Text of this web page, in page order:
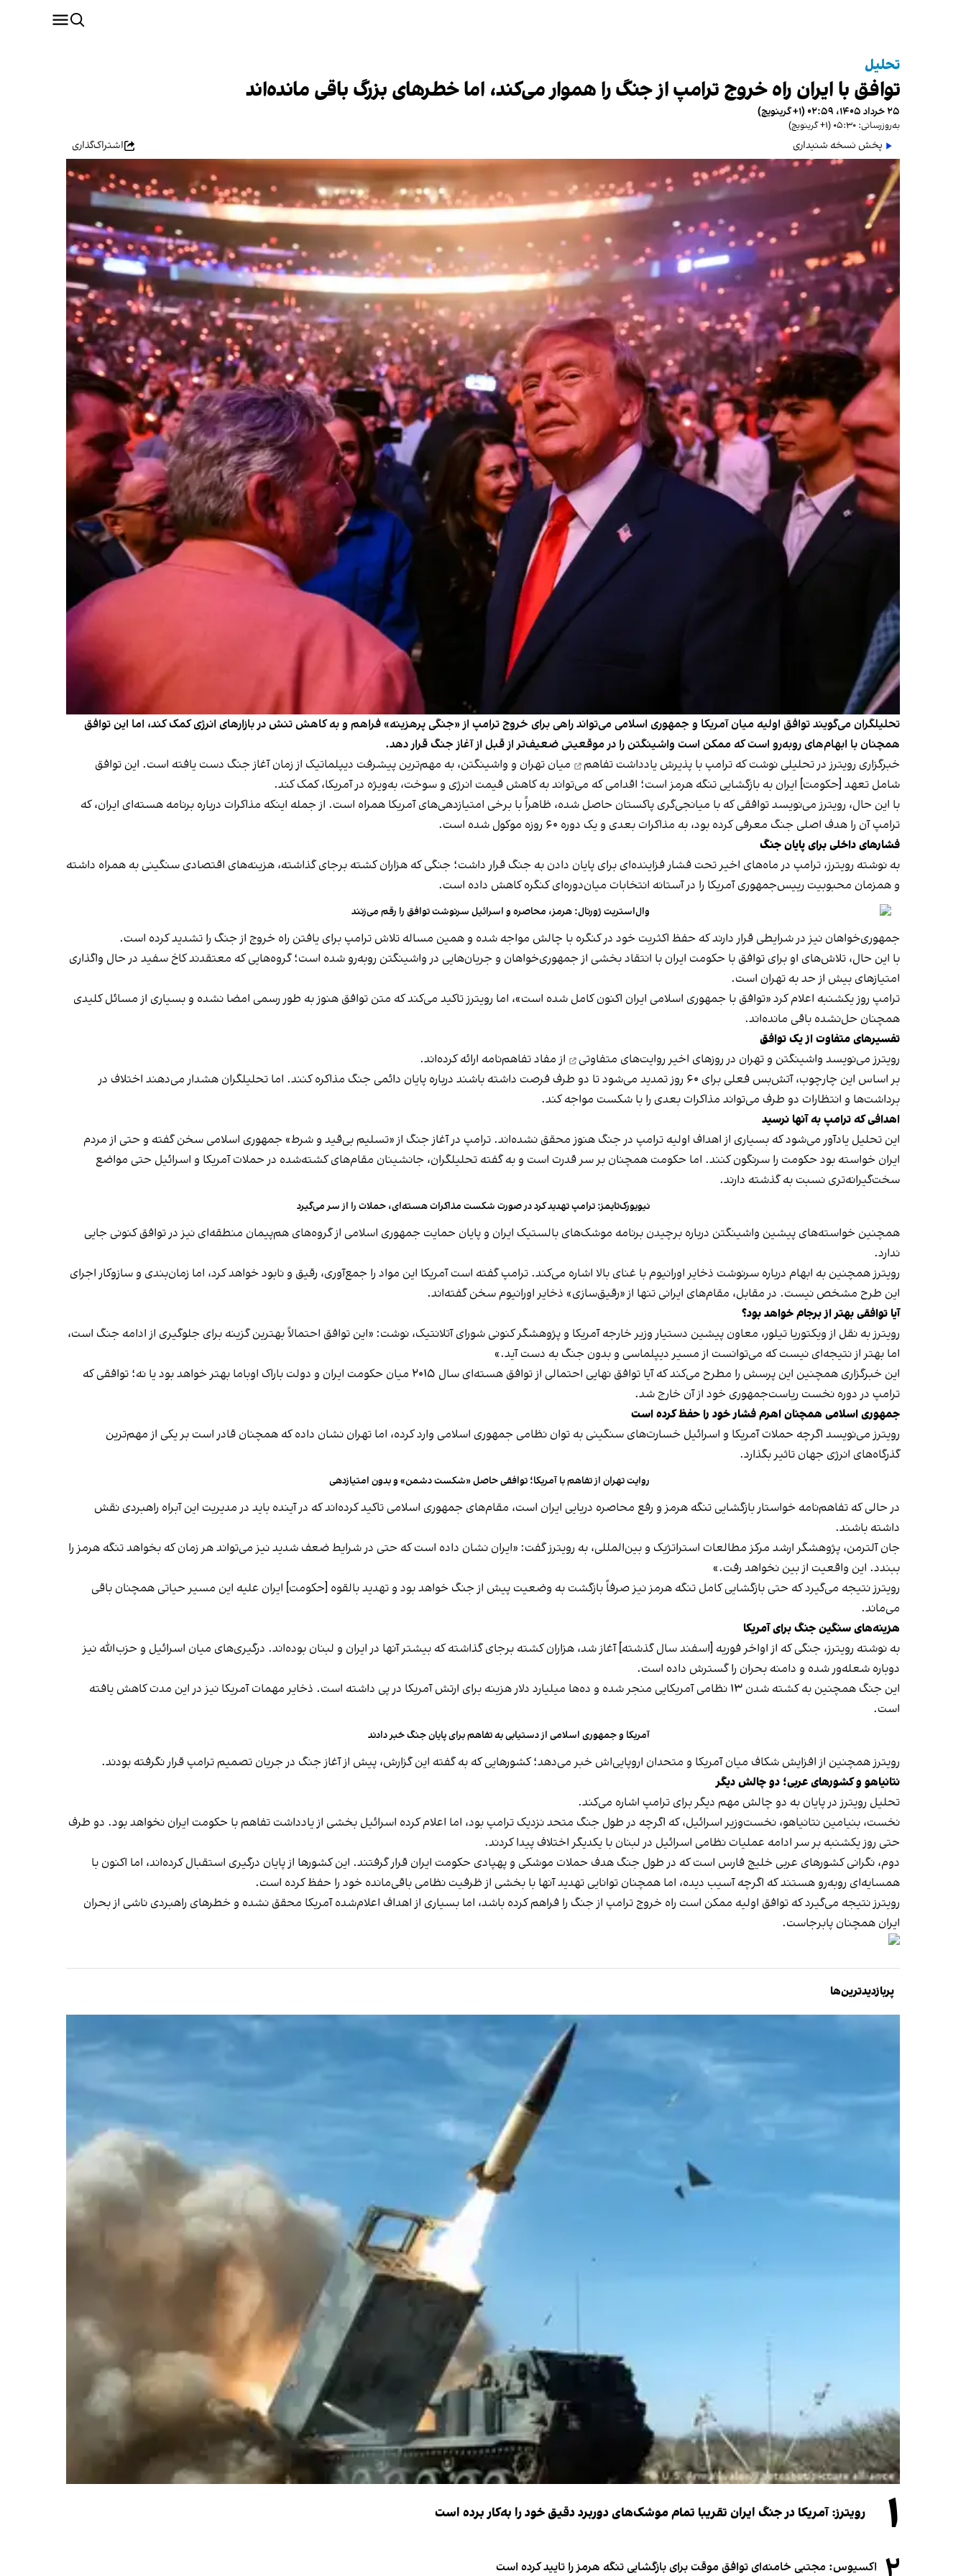
تحلیل
توافق با ایران راه خروج ترامپ از جنگ را هموار می‌کند، اما خطرهای بزرگ باقی مانده‌اند
۲۵ خرداد ۱۴۰۵، ۰۲:۵۹ (‎+۱ گرینویچ)
به‌روزرسانی: ۰۵:۳۰ (‎+۱ گرینویچ)
پخش نسخه شنیداری اشتراک‌گذاری
تحلیلگران می‌گویند توافق اولیه میان آمریکا و جمهوری اسلامی می‌تواند راهی برای خروج ترامپ از «جنگی پرهزینه» فراهم و به کاهش تنش در بازارهای انرژی کمک کند، اما این توافق
همچنان با ابهام‌های روبه‌رو است که ممکن است واشینگتن را در موقعیتی ضعیف‌تر از قبل از آغاز جنگ قرار دهد.
خبرگزاری رویترز در تحلیلی نوشت که ترامپ با پذیرش یادداشت تفاهم
میان تهران و واشینگتن، به مهم‌ترین پیشرفت دیپلماتیک از زمان آغاز جنگ دست یافته است. این توافق
شامل تعهد [حکومت] ایران به بازگشایی تنگه هرمز است؛ اقدامی که می‌تواند به کاهش قیمت انرژی و سوخت، به‌ویژه در آمریکا، کمک کند.
با این حال، رویترز می‌نویسد توافقی که با میانجی‌گری پاکستان حاصل شده، ظاهراً با برخی امتیازدهی‌های آمریکا همراه است. از جمله اینکه مذاکرات درباره برنامه هسته‌ای ایران، که
ترامپ آن را هدف اصلی جنگ معرفی کرده بود، به مذاکرات بعدی و یک دوره ۶۰ روزه موکول شده است.
فشارهای داخلی برای پایان جنگ
به نوشته رویترز، ترامپ در ماه‌های اخیر تحت فشار فزاینده‌ای برای پایان دادن به جنگ قرار داشت؛ جنگی که هزاران کشته برجای گذاشته، هزینه‌های اقتصادی سنگینی به همراه داشته
و همزمان محبوبیت رییس‌جمهوری آمریکا را در آستانه انتخابات میان‌دوره‌ای کنگره کاهش داده است.
وال‌استریت ژورنال: هرمز، محاصره و اسرائیل سرنوشت توافق را رقم می‌زنند
جمهوری‌خواهان نیز در شرایطی قرار دارند که حفظ اکثریت خود در کنگره با چالش مواجه شده و همین مساله تلاش ترامپ برای یافتن راه خروج از جنگ را تشدید کرده است.
با این حال، تلاش‌های او برای توافق با حکومت ایران با انتقاد بخشی از جمهوری‌خواهان و جریان‌هایی در واشینگتن روبه‌رو شده است؛ گروه‌هایی که معتقدند کاخ سفید در حال واگذاری
امتیازهای بیش از حد به تهران است.
ترامپ روز یکشنبه اعلام کرد «توافق با جمهوری اسلامی ایران اکنون کامل شده است»، اما رویترز تاکید می‌کند که متن توافق هنوز به طور رسمی امضا نشده و بسیاری از مسائل کلیدی
همچنان حل‌نشده باقی مانده‌اند.
تفسیرهای متفاوت از یک توافق
رویترز می‌نویسد واشینگتن و تهران در روزهای اخیرروایت‌های متفاوتی
از مفاد تفاهم‌نامه ارائه کرده‌اند.
بر اساس این چارچوب، آتش‌بس فعلی برای ۶۰ روز تمدید می‌شود تا دو طرف فرصت داشته باشند درباره پایان دائمی جنگ مذاکره کنند. اما تحلیلگران هشدار می‌دهند اختلاف در
برداشت‌ها و انتظارات دو طرف می‌تواند مذاکرات بعدی را با شکست مواجه کند.
اهدافی که ترامپ به آنها نرسید
این تحلیل یادآور می‌شود که بسیاری از اهداف اولیه ترامپ در جنگ هنوز محقق نشده‌اند. ترامپ در آغاز جنگ از «تسلیم بی‌قید و شرط» جمهوری اسلامی سخن گفته و حتی از مردم
ایران خواسته بود حکومت را سرنگون کنند. اما حکومت همچنان بر سر قدرت است و به گفته تحلیلگران، جانشینان مقام‌های کشته‌شده در حملات آمریکا و اسرائیل حتی مواضع
سخت‌گیرانه‌تری نسبت به گذشته دارند.
نیویورک‌تایمز: ترامپ تهدید کرد در صورت شکست مذاکرات هسته‌ای، حملات را از سر می‌گیرد
همچنین خواسته‌های پیشین واشینگتن درباره برچیدن برنامه موشک‌های بالستیک ایران و پایان حمایت جمهوری اسلامی از گروه‌های هم‌پیمان منطقه‌ای نیز در توافق کنونی جایی
ندارد.
رویترز همچنین به ابهام درباره سرنوشت ذخایر اورانیوم با غنای بالا اشاره می‌کند. ترامپ گفته است آمریکا این مواد را جمع‌آوری، رقیق و نابود خواهد کرد، اما زمان‌بندی و سازوکار اجرای
این طرح مشخص نیست. در مقابل، مقام‌های ایرانی تنها از «رقیق‌سازی» ذخایر اورانیوم سخن گفته‌اند.
آیا توافقی بهتر از برجام خواهد بود؟
رویترز به نقل از ویکتوریا تیلور، معاون پیشین دستیار وزیر خارجه آمریکا و پژوهشگر کنونی شورای آتلانتیک، نوشت: «این توافق احتمالاً بهترین گزینه برای جلوگیری از ادامه جنگ است،
اما بهتر از نتیجه‌ای نیست که می‌توانست از مسیر دیپلماسی و بدون جنگ به دست آید.»
این خبرگزاری همچنین این پرسش را مطرح می‌کند که آیا توافق نهایی احتمالی از توافق هسته‌ای سال ۲۰۱۵ میان حکومت ایران و دولت باراک اوباما بهتر خواهد بود یا نه؛ توافقی که
ترامپ در دوره نخست ریاست‌جمهوری خود از آن خارج شد.
جمهوری اسلامی همچنان اهرم فشار خود را حفظ کرده است
رویترز می‌نویسد اگرچه حملات آمریکا و اسرائیل خسارت‌های سنگینی به توان نظامی جمهوری اسلامی وارد کرده، اما تهران نشان داده که همچنان قادر است بر یکی از مهم‌ترین
گذرگاه‌های انرژی جهان تاثیر بگذارد.
روایت تهران از تفاهم با آمریکا؛ توافقی حاصل «شکست دشمن» و بدون امتیازدهی
در حالی که تفاهم‌نامه خواستار بازگشایی تنگه هرمز و رفع محاصره دریایی ایران است، مقام‌های جمهوری اسلامی تاکید کرده‌اند که در آینده باید در مدیریت این آبراه راهبردی نقش
داشته باشند.
جان آلترمن، پژوهشگر ارشد مرکز مطالعات استراتژیک و بین‌المللی، به رویترز گفت: «ایران نشان داده است که حتی در شرایط ضعف شدید نیز می‌تواند هر زمان که بخواهد تنگه هرمز را
ببندد. این واقعیت از بین نخواهد رفت.»
رویترز نتیجه می‌گیرد که حتی بازگشایی کامل تنگه هرمز نیز صرفاً بازگشت به وضعیت پیش از جنگ خواهد بود و تهدید بالقوه [حکومت] ایران علیه این مسیر حیاتی همچنان باقی
می‌ماند.
هزینه‌های سنگین جنگ برای آمریکا
به نوشته رویترز، جنگی که از اواخر فوریه [اسفند سال گذشته] آغاز شد، هزاران کشته برجای گذاشته که بیشتر آنها در ایران و لبنان بوده‌اند. درگیری‌های میان اسرائیل و حزب‌الله نیز
دوباره شعله‌ور شده و دامنه بحران را گسترش داده است.
این جنگ همچنین به کشته شدن ۱۳ نظامی آمریکایی منجر شده و ده‌ها میلیارد دلار هزینه برای ارتش آمریکا در پی داشته است. ذخایر مهمات آمریکا نیز در این مدت کاهش یافته
است.
آمریکا و جمهوری اسلامی از دستیابی به تفاهم برای پایان جنگ خبر دادند
رویترز همچنین از افزایش شکاف میان آمریکا و متحدان اروپایی‌اش خبر می‌دهد؛ کشورهایی که به گفته این گزارش، پیش از آغاز جنگ در جریان تصمیم ترامپ قرار نگرفته بودند.
نتانیاهو و کشورهای عربی؛ دو چالش دیگر
تحلیل رویترز در پایان به دو چالش مهم دیگر برای ترامپ اشاره می‌کند.
نخست، بنیامین نتانیاهو، نخست‌وزیر اسرائیل، که اگرچه در طول جنگ متحد نزدیک ترامپ بود، اما اعلام کرده اسرائیل بخشی از یادداشت تفاهم با حکومت ایران نخواهد بود. دو طرف
حتی روز یکشنبه بر سر ادامه عملیات نظامی اسرائیل در لبنان با یکدیگر اختلاف پیدا کردند.
دوم، نگرانی کشورهای عربی خلیج فارس است که در طول جنگ هدف حملات موشکی و پهپادی حکومت ایران قرار گرفتند. این کشورها از پایان درگیری استقبال کرده‌اند، اما اکنون با
همسایه‌ای روبه‌رو هستند که اگرچه آسیب دیده، اما همچنان توانایی تهدید آنها با بخشی از ظرفیت نظامی باقی‌مانده خود را حفظ کرده است.
رویترز نتیجه می‌گیرد که توافق اولیه ممکن است راه خروج ترامپ از جنگ را فراهم کرده باشد، اما بسیاری از اهداف اعلام‌شده آمریکا محقق نشده و خطرهای راهبردی ناشی از بحران
ایران همچنان پابرجاست.
پربازدیدترین‌ها
۱ رویترز: آمریکا در جنگ ایران تقریبا تمام موشک‌های دوربرد دقیق خود را به‌کار برده است
اکسیوس: مجتبی خامنه‌ای توافق موقت برای بازگشایی تنگه هرمز را تایید کرده است